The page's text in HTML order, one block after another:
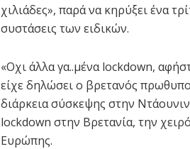
χιλιάδες», παρά να κηρύξει ένα
συστάσεις των ειδικών.
«Οχι άλλα γα..μένα lockdown,
είχε δηλώσει ο βρετανός
διάρκεια σύσκεψης στην
lockdown στην Βρετανία, την
Ευρώπης.